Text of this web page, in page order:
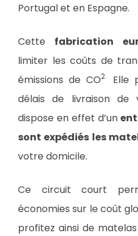
Portugal et en Espagne.
Cette fabrication
limiter les coûts de
émissions de CO2.
Elle
délais de livraison de
dispose en effet d’un
sont expédiés les
votre domicile.
Ce circuit court
économies sur le coût
profitez ainsi de matelas